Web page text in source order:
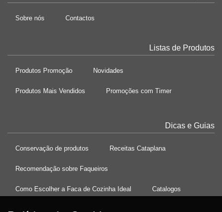
Sobre nós Contactos
Listas de Produtos
Produtos Promoção Novidades
Produtos Mais Vendidos Promoções com Timer
Dicas e Guias
Conservação de produtos Receitas Cataplana
Recomendação sobre Faqueiros
Como Escolher a Faca de Cozinha Ideal Catalogos